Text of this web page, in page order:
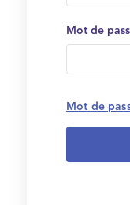
Mot de
Mot de